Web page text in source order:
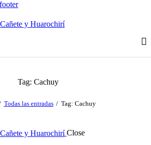
Tag: Cachuy
Todas las entradas Tag: Cachuy
Close